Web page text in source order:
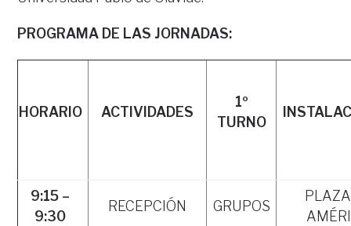
PROGRAMA DE LAS JORNADAS:
HORARIO ACTIVIDADES
1º
TURNO
9:15 –
9:30
RECEPCIÓN GRUPOS